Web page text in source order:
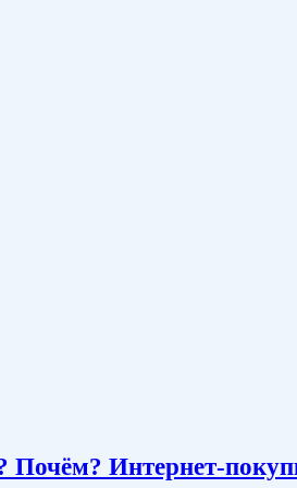
Почём? Интернет-